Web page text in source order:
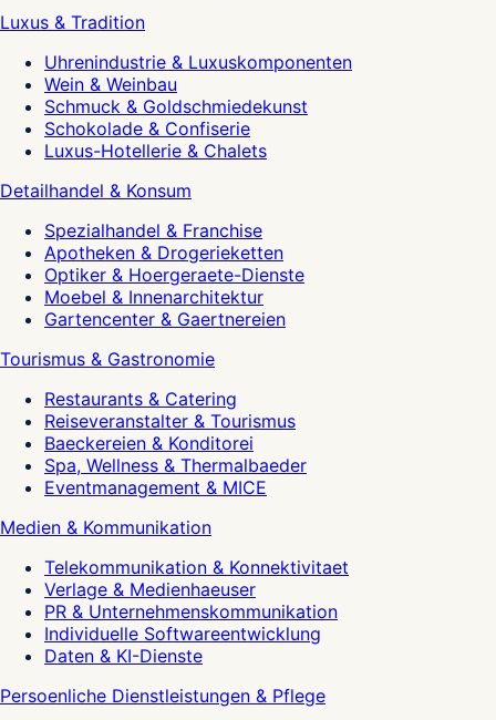
Luxus & Tradition
Uhrenindustrie & Luxuskomponenten
Wein & Weinbau
Schmuck & Goldschmiedekunst
Schokolade & Confiserie
Luxus-Hotellerie & Chalets
Detailhandel & Konsum
Spezialhandel & Franchise
Apotheken & Drogerieketten
Optiker & Hoergeraete-Dienste
Moebel & Innenarchitektur
Gartencenter & Gaertnereien
Tourismus & Gastronomie
Restaurants & Catering
Reiseveranstalter & Tourismus
Baeckereien & Konditorei
Spa, Wellness & Thermalbaeder
Eventmanagement & MICE
Medien & Kommunikation
Telekommunikation & Konnektivitaet
Verlage & Medienhaeuser
PR & Unternehmenskommunikation
Individuelle Softwareentwicklung
Daten & KI-Dienste
Persoenliche Dienstleistungen & Pflege